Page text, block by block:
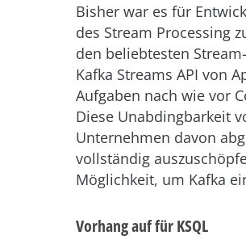
Bisher war es für
des Stream Processing
den beliebtesten
Kafka Streams API von
Aufgaben nach wie vor
Diese Unabdingbarkeit
Unternehmen davon
vollständig
Möglichkeit, um Kafka
Vorhang auf für KSQL